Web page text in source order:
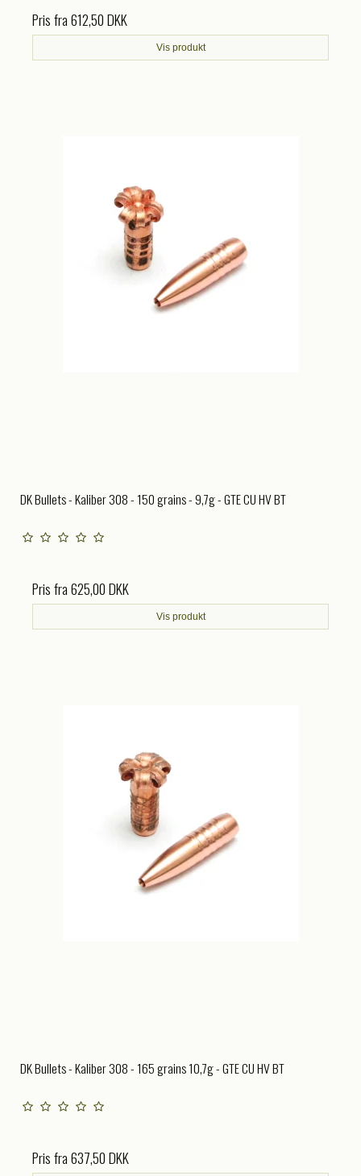
Pris fra612,50 DKK
Vis produkt
DK Bullets - Kaliber 308 - 150 grains - 9,7g - GTE CU HV BT
Pris fra625,00 DKK
Vis produkt
DK Bullets - Kaliber 308 - 165 grains 10,7g - GTE CU HV BT
Pris fra637,50 DKK